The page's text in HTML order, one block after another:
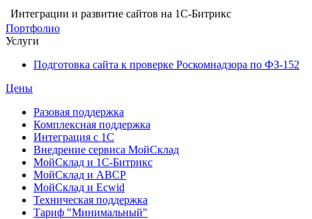
Интеграции и развитие сайтов на 1С-Битрикс
Портфолио
Услуги
Подготовка сайта к проверке Роскомнадзора по ФЗ-152
Цены
Разовая поддержка
Комплексная поддержка
Интеграция с 1С
Внедрение сервиса МойСклад
МойСклад и 1С-Битрикс
МойСклад и ABCP
МойСклад и Ecwid
Техническая поддержка
Тариф "Минимальный"